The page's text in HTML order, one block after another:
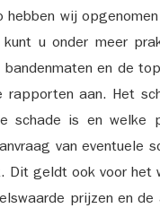
wij
u onder meer
en de
aan. Het
schade is en welke
van eventuele
Dit geldt ook voor
prijzen en